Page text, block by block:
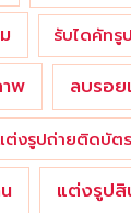
รับไดคัทรู
พ ลบรอย
ต่งรูปถ่ายติดบัตร
แต่งรูปสิ